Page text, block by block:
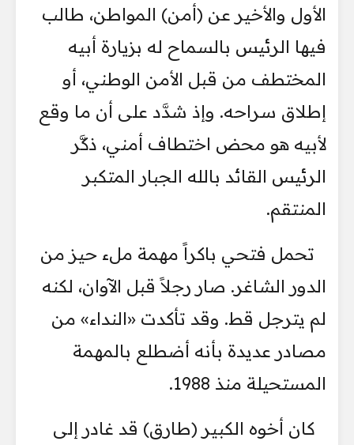
الأول والأخير عن (أمن) المواطن، طالب
فيها الرئيس بالسماح له بزيارة أبيه
المختطف من قبل الأمن الوطني، أو
إطلاق سراحه. وإذ شدَّد على أن ما وقع
لأبيه هو محض اختطاف أمني، ذكَّر
الرئيس القائد بالله الجبار المتكبر
المنتقم.
تحمل فتحي باكراً مهمة ملء حيز من
الدور الشاغر. صار رجلاً قبل الآوان، لكنه
لم يترجل قط. وقد تأكدت «النداء» من
مصادر عديدة بأنه أضطلع بالمهمة
المستحيلة منذ 1988.
كان أخوه الكبير (طارق) قد غادر إلى